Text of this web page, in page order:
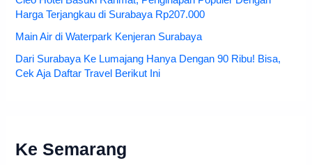
Harga Terjangkau di Surabaya Rp207.000
Main Air di Waterpark Kenjeran Surabaya
Dari Surabaya Ke Lumajang Hanya Dengan 90 Ribu! Bisa,
Cek Aja Daftar Travel Berikut Ini
Ke Semarang